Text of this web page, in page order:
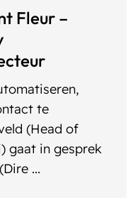
Fleur –
te
(Head of
gaat in gesprek
...